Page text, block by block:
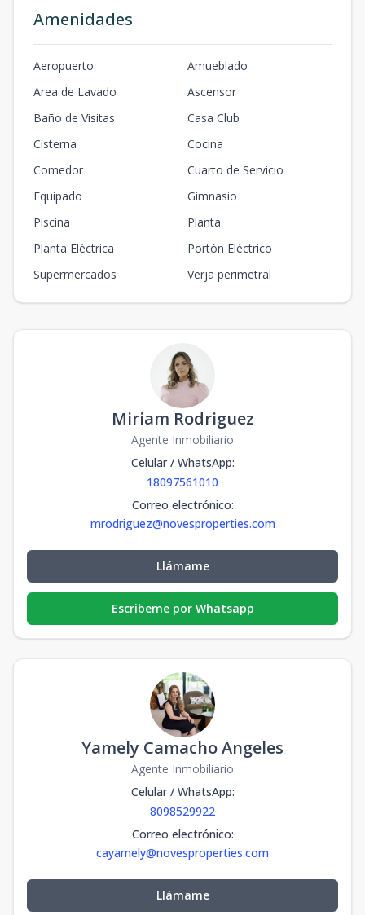
Amenidades
Aeropuerto
Amueblado
Area de Lavado
Ascensor
Baño de Visitas
Casa Club
Cisterna
Cocina
Comedor
Cuarto de Servicio
Equipado
Gimnasio
Piscina
Planta
Planta Eléctrica
Portón Eléctrico
Supermercados
Verja perimetral
Miriam Rodriguez
Agente Inmobiliario
Celular / WhatsApp:
18097561010
Correo electrónico:
mrodriguez@novesproperties.com
Llámame
Escribeme por Whatsapp
Yamely Camacho Angeles
Agente Inmobiliario
Celular / WhatsApp:
8098529922
Correo electrónico:
cayamely@novesproperties.com
Llámame